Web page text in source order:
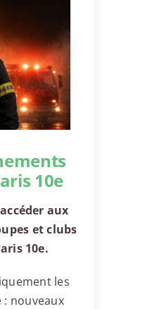
10e
aux
et clubs
10e.
les
: nouveaux